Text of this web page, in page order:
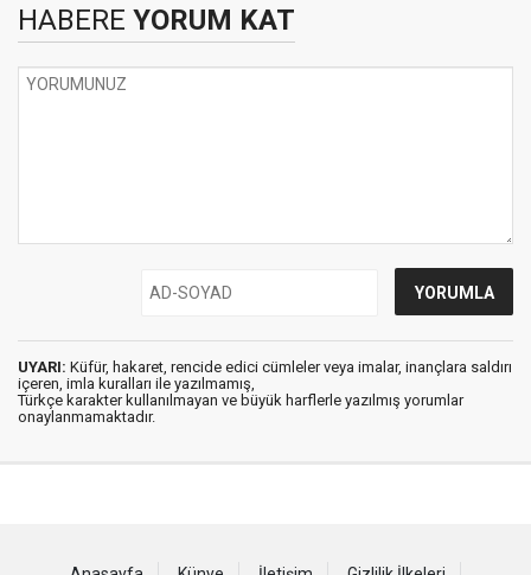
HABERE YORUM KAT
UYARI: Küfür, hakaret, rencide edici cümleler veya imalar, inançlara saldırı
içeren, imla kuralları ile yazılmamış,
Türkçe karakter kullanılmayan ve büyük harflerle yazılmış yorumlar
onaylanmamaktadır.